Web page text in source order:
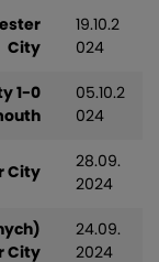
City
19.10.2
024
1-0
05.10.2
024
City
28.09.
2024
City
24.09.
2024